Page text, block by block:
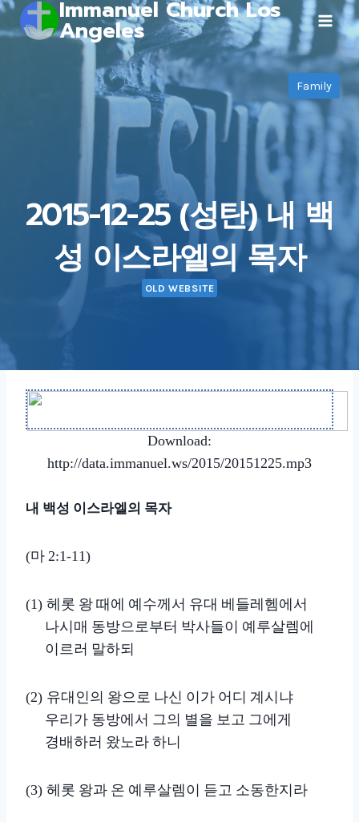
Skip
to
Immanuel Church Los
Angeles
Family
2015-12-25 (성탄) 내 백
성 이스라엘의 목자
OLD WEBSITE
Download:
http://data.immanuel.ws/2015/20151225.mp3
내 백성 이스라엘의 목자
(마 2:1-11)
(1) 헤롯 왕 때에 예수께서 유대 베들레헴에서
나시매 동방으로부터 박사들이 예루살렘에
이르러 말하되
(2) 유대인의 왕으로 나신 이가 어디 계시냐
우리가 동방에서 그의 별을 보고 그에게
경배하러 왔노라 하니
(3) 헤롯 왕과 온 예루살렘이 듣고 소동한지라